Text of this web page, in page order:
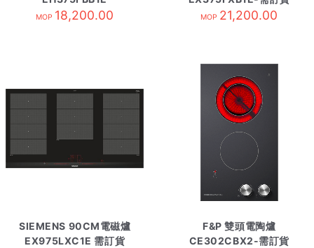
MOP 18,200.00 MOP 21,200.00
SIEMENS 90CM電磁爐
EX975LXC1E 需訂貨
F&P 雙頭電陶爐
CE302CBX2-需訂貨